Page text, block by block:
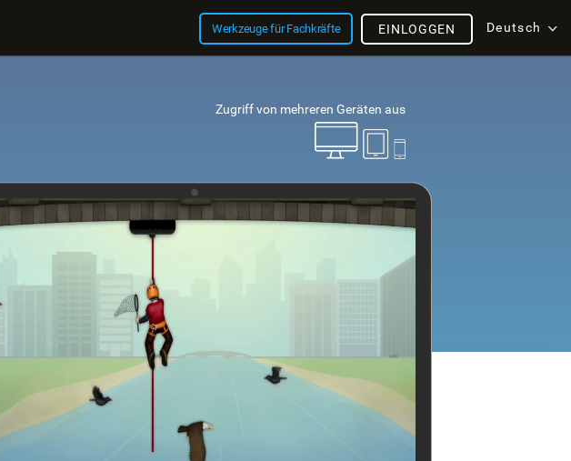
Werkzeuge für Fachkräfte Deutsch
EINLOGGEN
Zugriff von mehreren Geräten aus